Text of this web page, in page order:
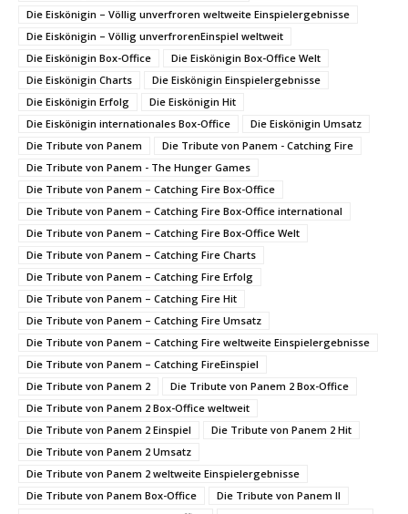
Die Eiskönigin – Völlig unverfroren weltweite Einspielergebnisse
Die Eiskönigin – Völlig unverfrorenEinspiel weltweit
Die Eiskönigin Box-Office
Die Eiskönigin Box-Office Welt
Die Eiskönigin Charts
Die Eiskönigin Einspielergebnisse
Die Eiskönigin Erfolg
Die Eiskönigin Hit
Die Eiskönigin internationales Box-Office
Die Eiskönigin Umsatz
Die Tribute von Panem
Die Tribute von Panem - Catching Fire
Die Tribute von Panem - The Hunger Games
Die Tribute von Panem – Catching Fire Box-Office
Die Tribute von Panem – Catching Fire Box-Office international
Die Tribute von Panem – Catching Fire Box-Office Welt
Die Tribute von Panem – Catching Fire Charts
Die Tribute von Panem – Catching Fire Erfolg
Die Tribute von Panem – Catching Fire Hit
Die Tribute von Panem – Catching Fire Umsatz
Die Tribute von Panem – Catching Fire weltweite Einspielergebnisse
Die Tribute von Panem – Catching FireEinspiel
Die Tribute von Panem 2
Die Tribute von Panem 2 Box-Office
Die Tribute von Panem 2 Box-Office weltweit
Die Tribute von Panem 2 Einspiel
Die Tribute von Panem 2 Hit
Die Tribute von Panem 2 Umsatz
Die Tribute von Panem 2 weltweite Einspielergebnisse
Die Tribute von Panem Box-Office
Die Tribute von Panem II